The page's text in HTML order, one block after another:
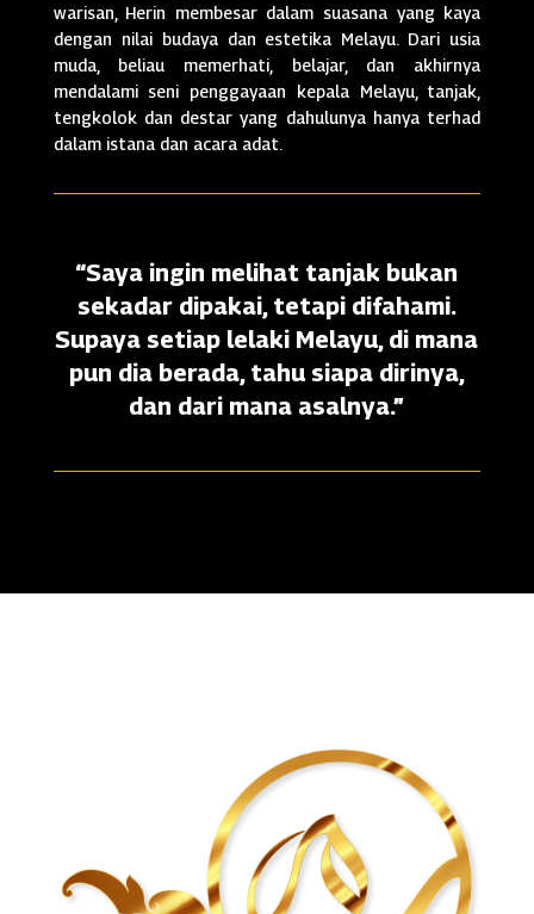
warisan, Herin membesar dalam suasana yang kaya
dengan nilai budaya dan estetika Melayu. Dari usia
muda, beliau memerhati, belajar, dan akhirnya
mendalami seni penggayaan kepala Melayu, tanjak,
tengkolok dan destar yang dahulunya hanya terhad
dalam istana dan acara adat.
“Saya ingin melihat tanjak bukan
sekadar dipakai, tetapi difahami.
Supaya setiap lelaki Melayu, di mana
pun dia berada, tahu siapa dirinya,
dan dari mana asalnya.”